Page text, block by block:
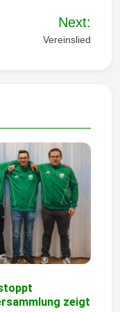
Next:
Vereinslied
zeigt